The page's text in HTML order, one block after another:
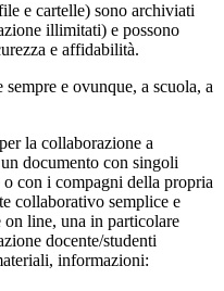
e cartelle) sono archiviati
illimitati) e possono
e affidabilità.
e ovunque, a scuola, a
la collaborazione a
documento con singoli
con i compagni della propria
collaborativo semplice e
line, una in particolare
docente/studenti
informazioni: